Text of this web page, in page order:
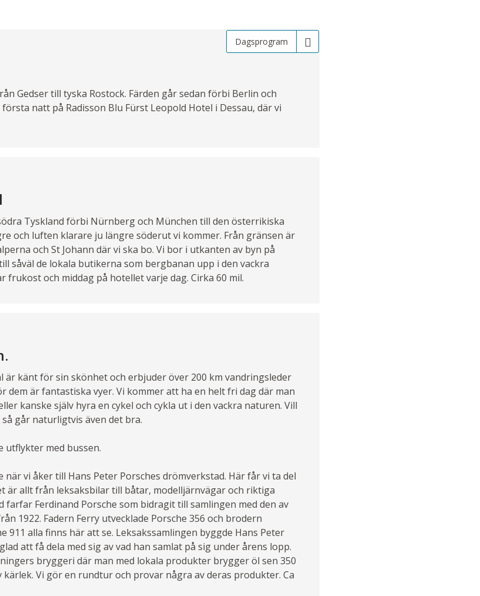
Dagsprogram
Gedser till tyska Rostock. Färden går sedan förbi Berlin och
natt på Radisson Blu Fürst Leopold Hotel i Dessau, där vi
Tyskland förbi Nürnberg och München till den österrikiska
och luften klarare ju längre söderut vi kommer. Från gränsen är
och St Johann där vi ska bo. Vi bor i utkanten av byn på
såväl de lokala butikerna som bergbanan upp i den vackra
frukost och middag på hotellet varje dag. Cirka 60 mil.
är känt för sin skönhet och erbjuder över 200 km vandringsleder
dem är fantastiska vyer. Vi kommer att ha en helt fri dag där man
kanske själv hyra en cykel och cykla ut i den vackra naturen. Vill
går naturligtvis även det bra.
utflykter med bussen.
vi åker till Hans Peter Porsches drömverkstad. Här får vi ta del
är allt från leksaksbilar till båtar, modelljärnvägar och riktiga
Ferdinand Porsche som bidragit till samlingen med den av
1922. Fadern Ferry utvecklade Porsche 356 och brodern
911 alla finns här att se. Leksakssamlingen byggde Hans Peter
att få dela med sig av vad han samlat på sig under årens lopp.
bryggeri där man med lokala produkter brygger öl sen 350
Vi gör en rundtur och provar några av deras produkter. Ca